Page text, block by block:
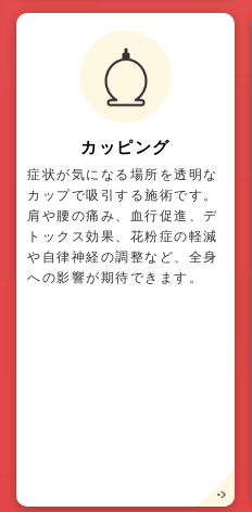
カッピング
症状が気になる場所を透明な
カップで吸引する施術です。
肩や腰の痛み、血行促進、デ
トックス効果、花粉症の軽減
や自律神経の調整など、全身
への影響が期待できます。